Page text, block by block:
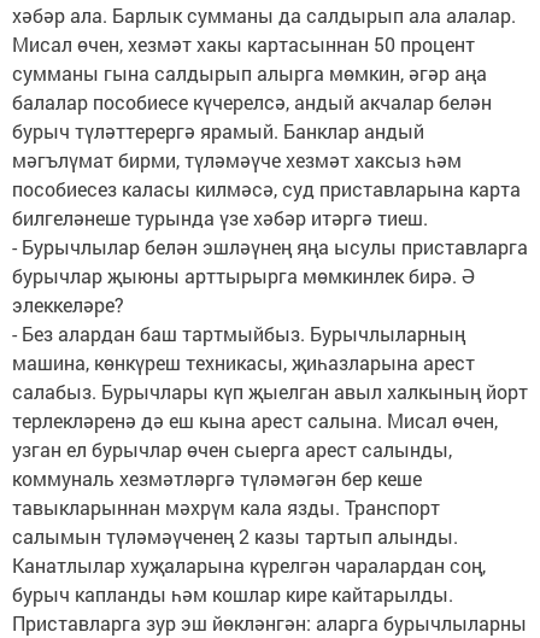
хәбәр ала. Барлык сумманы да салдырып ала алалар.
Мисал өчен, хезмәт хакы картасыннан 50 процент
сумманы гына салдырып алырга мөмкин, әгәр аңа
балалар пособиесе күчерелсә, андый акчалар белән
бурыч түләттерергә ярамый. Банклар андый
мәгълүмат бирми, түләмәүче хезмәт хаксыз һәм
пособиесез каласы килмәсә, суд приставларына карта
билгеләнеше турында үзе хәбәр итәргә тиеш.
- Бурычлылар белән эшләүнең яңа ысулы приставларга
бурычлар җыюны арттырырга мөмкинлек бирә. Ә
элеккеләре?
- Без алардан баш тартмыйбыз. Бурычлыларның
машина, көнкүреш техникасы, җиһазларына арест
салабыз. Бурычлары күп җыелган авыл халкының йорт
терлекләренә дә еш кына арест салына. Мисал өчен,
узган ел бурычлар өчен сыерга арест салынды,
коммуналь хезмәтләргә түләмәгән бер кеше
тавыкларыннан мәхрүм кала язды. Транспорт
салымын түләмәүченең 2 казы тартып алынды.
Канатлылар хуҗаларына күрелгән чаралардан соң,
бурыч капланды һәм кошлар кире кайтарылды.
Приставларга зур эш йөкләнгән: аларга бурычлыларны